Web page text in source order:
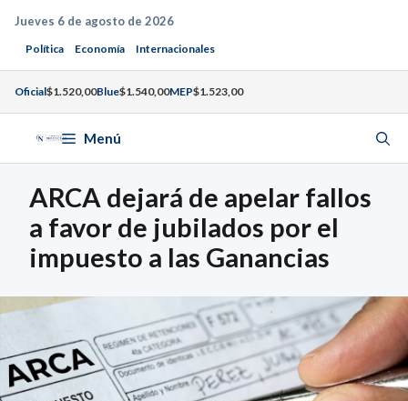
Saltar
contenido
Jueves 6 de agosto de 2026
Política Economía Internacionales
Oficial$1.520,00Blue$1.540,00MEP$1.523,00
Menú
ARCA dejará de apelar fallos
a favor de jubilados por el
impuesto a las Ganancias